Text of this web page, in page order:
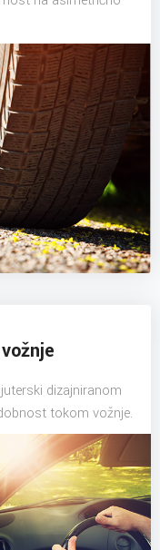
dizajniranom
tokom vožnje.